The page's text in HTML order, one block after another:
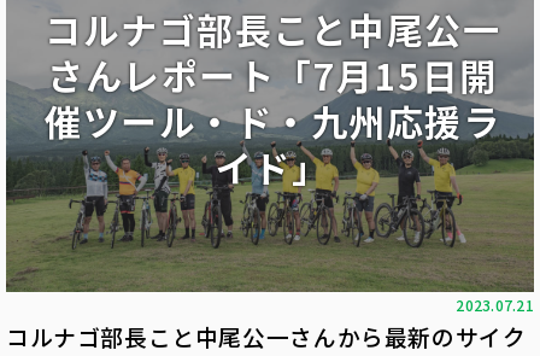
コルナゴ部長こと中尾公一
さんレポート「7月15日開
催ツール・ド・九州応援ラ
イド」
2023.07.21
コルナゴ部長こと中尾公一さんから最新のサイク